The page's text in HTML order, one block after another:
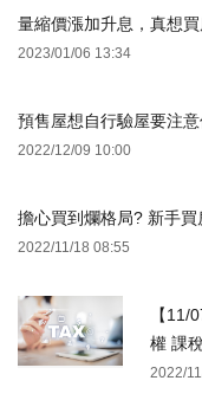
量縮價漲加升息，真想
2023/01/06 13:34
預售屋想自行驗屋要注
2022/12/09 10:00
擔心買到爛格局? 新手
2022/11/18 08:55
【11/
權 課
2022/